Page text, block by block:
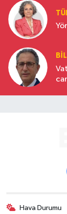
Hava Durumu